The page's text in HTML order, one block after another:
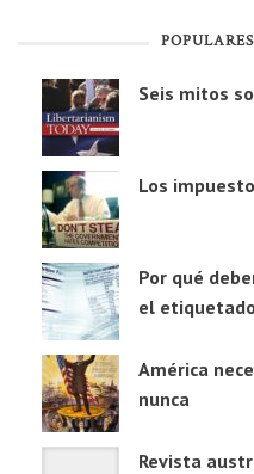
Seis mitos
Los
Por qué
el
América
nunca
Revista